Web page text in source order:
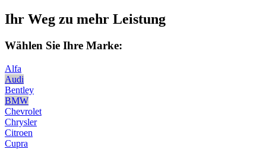
Ihr Weg zu mehr Leistung
Wählen Sie Ihre Marke:
Alfa
Audi
Bentley
BMW
Chevrolet
Chrysler
Citroen
Cupra